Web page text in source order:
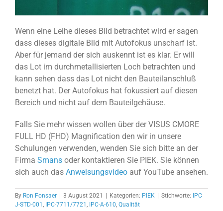
Wenn eine Leihe dieses Bild betrachtet wird er sagen
dass dieses digitale Bild mit Autofokus unscharf ist.
Aber für jemand der sich auskennt ist es klar. Er will
das Lot im durchmetallisierten Loch betrachten und
kann sehen dass das Lot nicht den Bauteilanschluß
benetzt hat. Der Autofokus hat fokussiert auf diesen
Bereich und nicht auf dem Bauteilgehäuse.
Falls Sie mehr wissen wollen über der VISUS CMORE
FULL HD (FHD) Magnification den wir in unsere
Schulungen verwenden, wenden Sie sich bitte an der
Firma Smans oder kontaktieren Sie PIEK. Sie können
sich auch das Anweisungsvideo auf YouTube ansehen.
By Ron Fonsaer 3 August 2021 Kategorien: PIEK Stichworte:
IPC
J-STD-001 , IPC-7711/7721 , IPC-A-610, Qualität